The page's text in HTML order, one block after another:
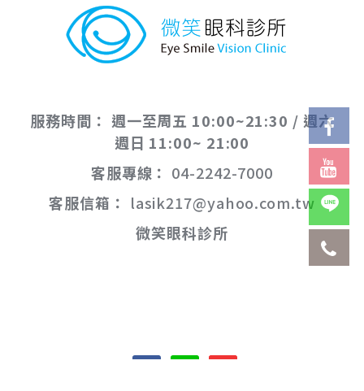
服務時間： 週一至周五 10:00~21:30 / 週六
週日 11:00~ 21:00
客服專線： 04-2242-7000
客服信箱： lasik217@yahoo.com.tw
微笑眼科診所